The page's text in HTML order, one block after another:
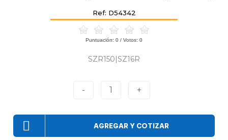
Ref: D54342
Puntuación: 0 / Votos: 0
SZR150|SZ16R
- 1 +
AGREGAR Y COTIZAR